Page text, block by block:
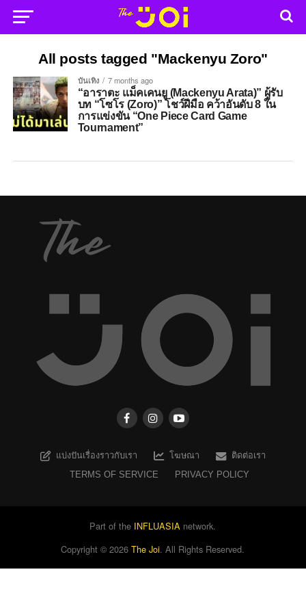
All posts tagged "Mackenyu Zoro"
บันเทิง 7 months ago
“อาราตะ แม็คเคนยู (Mackenyu Arata)” ผู้รับ
บท “โซโร (Zoro)” โชว์ฝีมือ คว้าอันดับ 8 ใน
การแข่งขัน “One Piece Card Game
Tournament”
แบ่งปันเรื่องราวกับเรา โฆษณา
ติดต่อเรา
TERMS OF SERVICE
PRIVACY POLICY
Part of the INFLUASIA network.
Copyright ©2026 The Joi. All Rights Reserved.